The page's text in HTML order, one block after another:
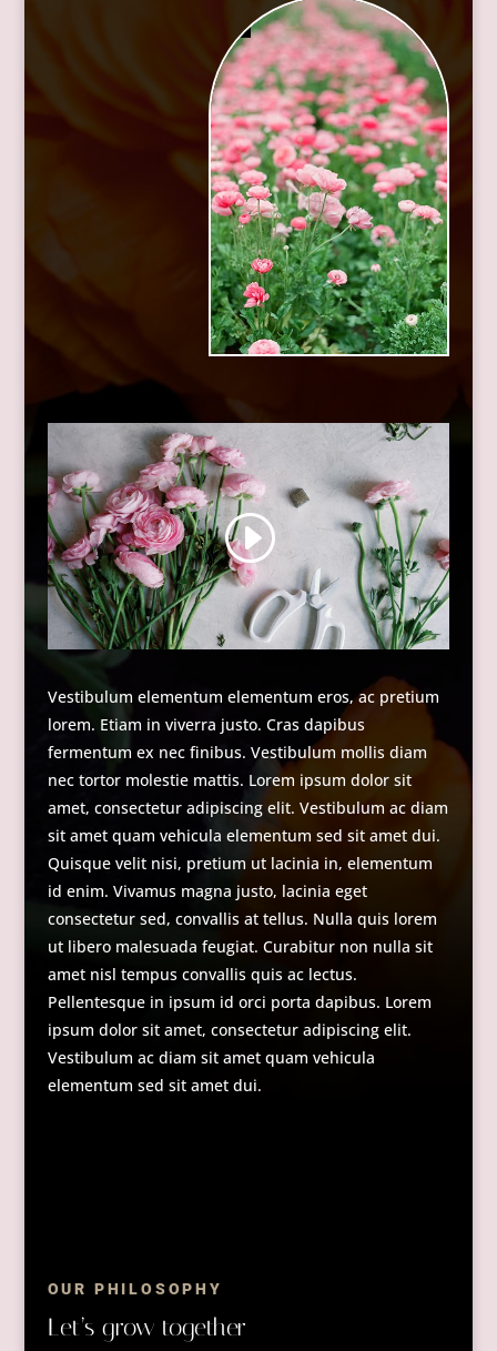
Vestibulum elementum elementum eros, ac pretium
lorem. Etiam in viverra justo. Cras dapibus
fermentum ex nec finibus. Vestibulum mollis diam
nec tortor molestie mattis. Lorem ipsum dolor sit
amet, consectetur adipiscing elit. Vestibulum ac diam
sit amet quam vehicula elementum sed sit amet dui.
Quisque velit nisi, pretium ut lacinia in, elementum
id enim. Vivamus magna justo, lacinia eget
consectetur sed, convallis at tellus. Nulla quis lorem
ut libero malesuada feugiat. Curabitur non nulla sit
amet nisl tempus convallis quis ac lectus.
Pellentesque in ipsum id orci porta dapibus. Lorem
ipsum dolor sit amet, consectetur adipiscing elit.
Vestibulum ac diam sit amet quam vehicula
elementum sed sit amet dui.
OUR PHILOSOPHY
Let’s grow together